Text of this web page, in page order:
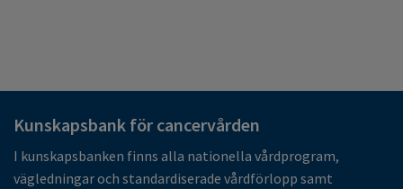
Kunskapsbank för cancervården
I kunskapsbanken finns alla nationella vårdprogram,
vägledningar och standardiserade vårdförlopp samt